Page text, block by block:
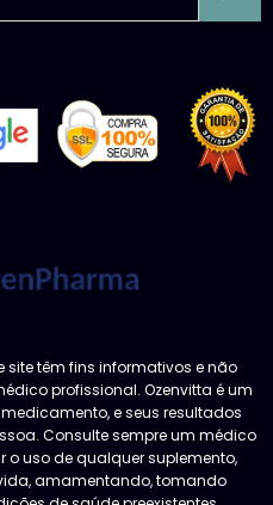
têm fins informativos e não
profissional. Ozenvitta é um
e seus resultados
Consulte sempre um médico
uso de qualquer suplemento,
amamentando, tomando